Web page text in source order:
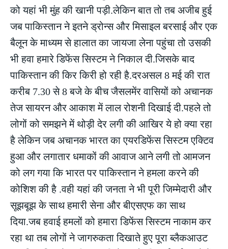
को यहां भी मुंह की खानी पड़ी.लेकिन बात तो तब अजीब हुई
जब पाकिस्तान ने इतने ड्रोन्स और मिसाइल बरसाई और एक
बैलून के माध्यम से हालात का जायजा लेना पहुंचा तो उसकी
भी हवा हमारे डिफेंस सिस्टम ने निकाल दी.जिसके बाद
पाकिस्तान की किर किरी हो रही है.दरअसल 8 मई की रात
करीब 7.30 से 8 बजे के बीच जैसलमेंर वासियों को अचानक
तेज सायरन और आकाश में लाल रोशनी दिखाई दी.पहले तो
लोगों को समझने में थोड़ी देर लगी की आखिर ये हो क्या रहा
है लेकिन जब अचानक भारत का एयरडिफेंस सिस्टम एक्टिव
हुआ और लगातार धमाकों की आवाज आने लगी तो आमजन
को लग गया कि भारत पर पाकिस्तान ने हमला करने की
कोशिश की है .वही यहां की जनता ने भी पूरी जिम्मेदारी और
सूझबूझ के साथ हमारी सेना और बीएसएफ का साथ
दिया.जब हवाई हमलों को हमारा डिफेंस सिस्टम नाकाम कर
रहा था तब लोगों ने जागरुकता दिखाते हुए पूरा ब्लैकआउट